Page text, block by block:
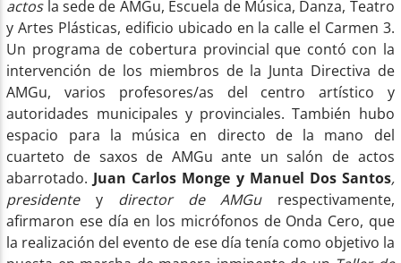
actosla sede de AMGu, Escuela de Música, Danza, Teatro
y Artes Plásticas, edificio ubicado en la calle el Carmen 3.
Un programa de cobertura provincial que contó con la
intervención de los miembros de la Junta Directiva de
AMGu, varios profesores/as del centro artístico y
autoridades municipales y provinciales. También hubo
espacio para la música en directo de la mano del
cuarteto de saxos de AMGu ante un salón de actos
abarrotado.Juan Carlos Monge y Manuel Dos Santos,
presidentey director de AMGurespectivamente,
afirmaron ese día en los micrófonos de Onda Cero, que
la realización del evento de ese día tenía como objetivo la